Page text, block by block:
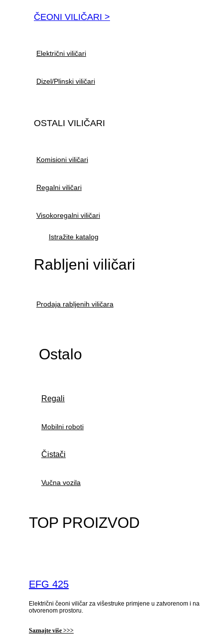
ČEONI VILIČARI >
Električni viličari
Dizel/Plinski viličari
OSTALI VILIČARI
Komisioni viličari
Regalni viličari
Visokoregalni viličari
Istražite katalog
Rabljeni viličari
Prodaja rabljenih viličara
Ostalo
Regali
Mobilni roboti
Čistači
Vučna vozila
TOP PROIZVOD
EFG 425
Električni čeoni viličar za višestruke primjene u zatvorenom i na
otvorenom prostoru.
Saznajte više >>>